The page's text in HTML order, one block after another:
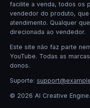
facilite a venda, todos os
vendedor do produto,
atendimento. Qualquer
direcionada ao vendedor.
Este site não faz parte
YouTube. Todas as
donos.
Suporte:
© 2026 AI Creative